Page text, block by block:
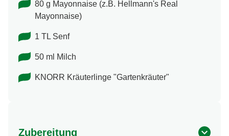
80 g Mayonnaise (z.B. Hellmann's Real
Mayonnaise)
1 TL Senf
50 ml Milch
KNORR Kräuterlinge "Gartenkräuter"
Zubereitung